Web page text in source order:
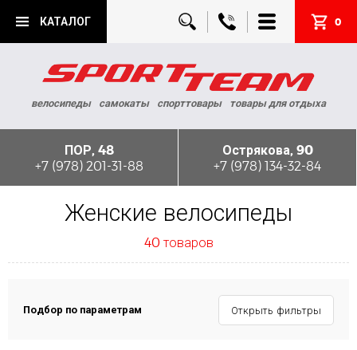
КАТАЛОГ 0
велосипеды самокаты спорттовары товары для отдыха
ПОР, 48
+7 (978) 201-31-88
Острякова, 90
+7 (978) 134-32-84
Женские велосипеды
40 товаров
Подбор по параметрам Открыть фильтры